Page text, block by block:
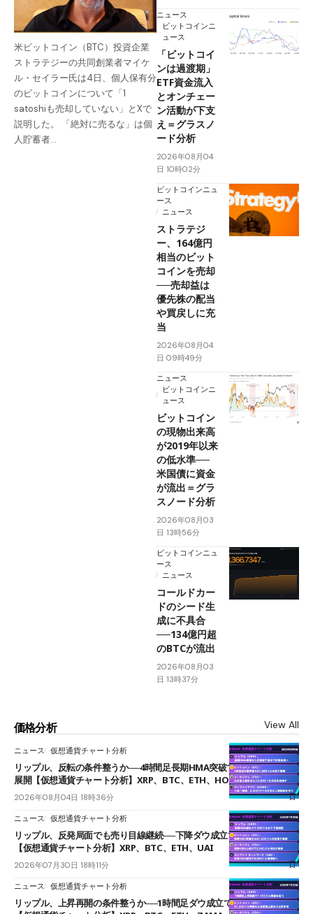
米ビットコイン（BTC）投資企業
ストラテジーの共同創業者マイケ
ル・セイラー氏は4日、個人保有分
のビットコインについて「1
satoshiも売却していない」とXで
説明した。 「絶対に売るな」は個
人貯蓄者…
ニュース
ビットコインニ
ュース
「ビットコイ
ンは過渡期」
ETF資金流入
とオンチェー
ン活動が下支
え＝グラスノ
ード分析
2026年08月04
日 10時02分
ビットコインニュ
ース
ニュース
ストラテジ
ー、164億円
相当のビット
コインを売却
──売却益は
優先株の配当
や買戻しに充
当
2026年08月04
日 09時49分
ニュース
ビットコインニ
ュース
ビットコイン
の現物出来高
が2019年以来
の低水準──
米国債に資金
が流出＝グラ
スノード分析
2026年08月03
日 13時56分
ビットコインニュ
ース
ニュース
コールドカー
ドのシード生
成に不具合
──134億円超
のBTCが流出
2026年08月03
日 13時37分
価格分析 View All
ニュース 仮想通貨チャート分析
リップル、反転の条件整うか──4時間足長期HMA突破で雲下端を目指す
展開【仮想通貨チャート分析】XRP、BTC、ETH、HOME
2026年08月04日 18時36分
ニュース 仮想通貨チャート分析
リップル、反発局面でも売り目線継続──下降ダウ成立で下値追う展開
【仮想通貨チャート分析】XRP、BTC、ETH、UAI
2026年07月30日 18時11分
ニュース 仮想通貨チャート分析
リップル、上昇再開の条件整うか──1時間足ダウ成立で1.185ドルを狙う